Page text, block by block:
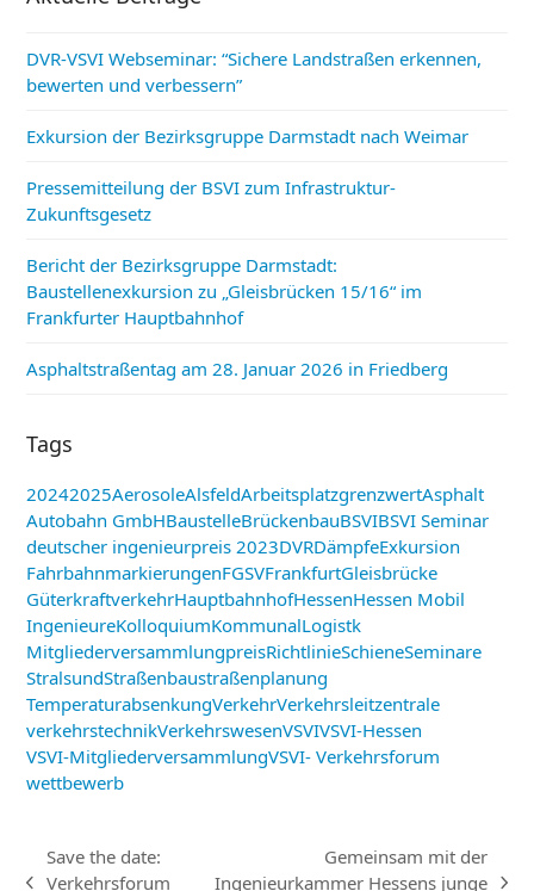
DVR-VSVI Webseminar: “Sichere Landstraßen erkennen,
bewerten und verbessern”
Exkursion der Bezirksgruppe Darmstadt nach Weimar
Pressemitteilung der BSVI zum Infrastruktur-
Zukunftsgesetz
Bericht der Bezirksgruppe Darmstadt:
Baustellenexkursion zu „Gleisbrücken 15/16“ im
Frankfurter Hauptbahnhof
Asphaltstraßentag am 28. Januar 2026 in Friedberg
Tags
20242025AerosoleAlsfeldArbeitsplatzgrenzwertAsphalt
Autobahn GmbHBaustelleBrückenbauBSVIBSVI Seminar
deutscher ingenieurpreis 2023DVRDämpfeExkursion
FahrbahnmarkierungenFGSVFrankfurtGleisbrücke
GüterkraftverkehrHauptbahnhofHessenHessen Mobil
IngenieureKolloquiumKommunalLogistk
MitgliederversammlungpreisRichtlinieSchieneSeminare
StralsundStraßenbaustraßenplanung
TemperaturabsenkungVerkehrVerkehrsleitzentrale
verkehrstechnikVerkehrswesenVSVIVSVI-Hessen
VSVI-MitgliederversammlungVSVI- Verkehrsforum
wettbewerb
Save the date:
Verkehrsforum
Gemeinsam mit der
Ingenieurkammer Hessens junge